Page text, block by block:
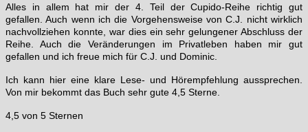
Alles in allem hat mir der 4. Teil der Cupido-Reihe richtig gut
gefallen. Auch wenn ich die Vorgehensweise von C.J. nicht wirklich
nachvollziehen konnte, war dies ein sehr gelungener Abschluss der
Reihe. Auch die Veränderungen im Privatleben haben mir gut
gefallen und ich freue mich für C.J. und Dominic.
Ich kann hier eine klare Lese- und Hörempfehlung aussprechen.
Von mir bekommt das Buch sehr gute 4,5 Sterne.
4,5 von 5 Sternen